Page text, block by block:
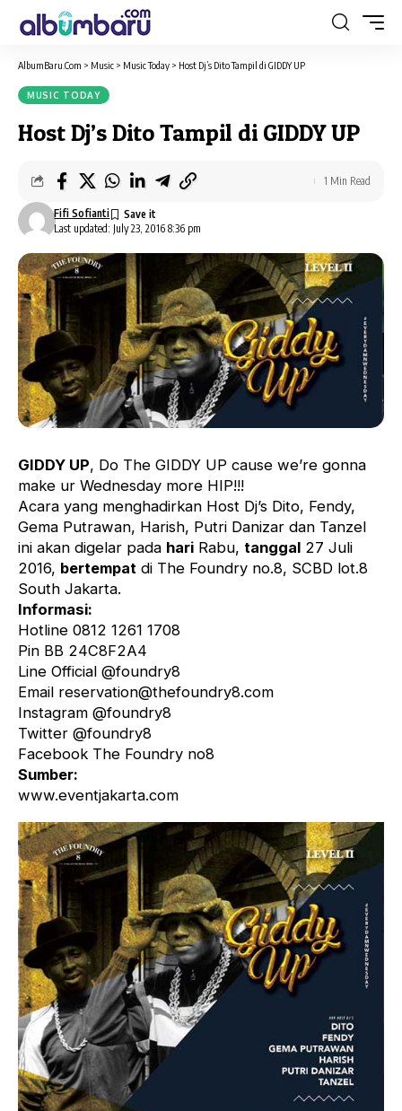
AlbumBaru.Com > Music > Music Today > Host Dj’s Dito Tampil di GIDDY UP
MUSIC TODAY
Host Dj’s Dito Tampil di GIDDY UP
Last updated: July 23, 2016 8:36 pm
Fifi Sofianti
1 Min Read
GIDDY UP, Do The GIDDY UP cause we’re gonna
make ur Wednesday more HIP!!!
Acara yang menghadirkan Host Dj’s Dito, Fendy,
Gema Putrawan, Harish, Putri Danizar dan Tanzel
ini akan digelar pada hari Rabu, tanggal 27 Juli
2016, bertempat di The Foundry no.8, SCBD lot.8
South Jakarta.
Informasi:
Hotline 0812 1261 1708
Pin BB 24C8F2A4
Line Official @foundry8
Email reservation@thefoundry8.com
Instagram @foundry8
Twitter @foundry8
Facebook The Foundry no8
Sumber:
www.eventjakarta.com